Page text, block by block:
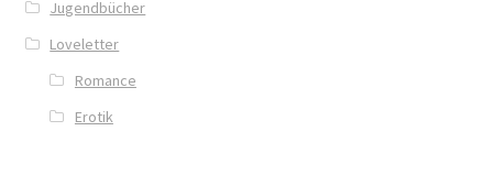
Die Dunkelmagierchroniken
Jugendbücher
Loveletter
Romance
Erotik